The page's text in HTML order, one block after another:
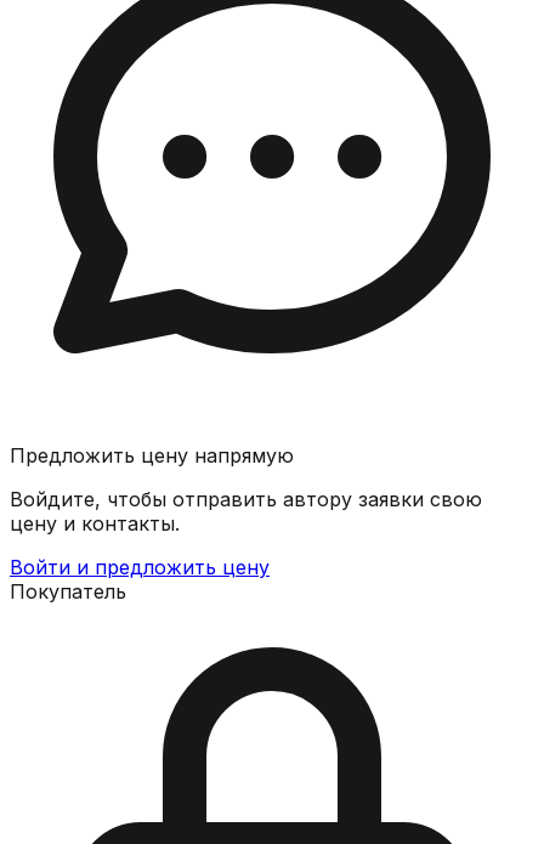
Предложить цену напрямую
Войдите, чтобы отправить автору заявки свою
цену и контакты.
Войти и предложить цену
Покупатель